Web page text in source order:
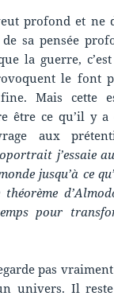
profond et ne
sa pensée
la guerre,
le font
fine. Mais cette
être ce qu’il y a
aux
j’essaie
jusqu’à ce
théorème
pour
pas
univers. Il